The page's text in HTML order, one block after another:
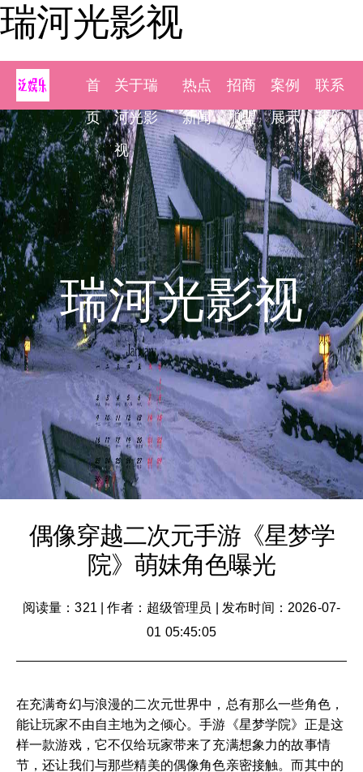
瑞河光影视
首
页
关于瑞
河光影
视
热点
新闻
招商
加盟
案例
展示
联系
我们
瑞河光影视
偶像穿越二次元手游《星梦学
院》萌妹角色曝光
阅读量：321 |作者：超级管理员
发布时间：2026-07-
01 05:45:05
在充满奇幻与浪漫的二次元世界中，总有那么一些角色，
能让玩家不由自主地为之倾心。手游《星梦学院》正是这
样一款游戏，它不仅给玩家带来了充满想象力的故事情
节，还让我们与那些精美的偶像角色亲密接触。而其中的